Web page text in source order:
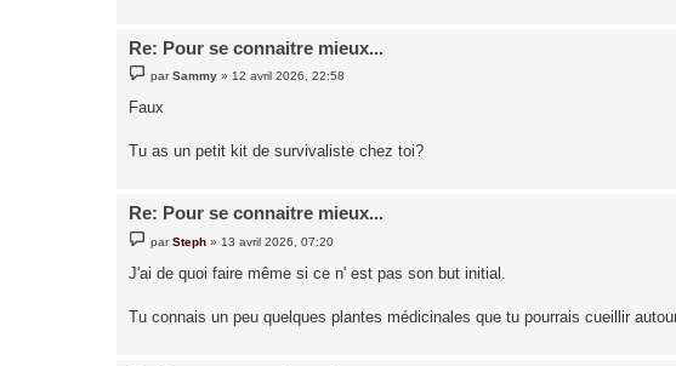
Re: Pour se connaitre mieux...
e
s
e
parSammy » 12 avril 2026, 22:58
Faux
Tu as un petit kit de survivaliste chez toi?
Re: Pour se connaitre mieux...
e
s
s
e
parSteph » 13 avril 2026, 07:20
J'ai de quoi faire même si ce n' est pas son but initial.
Tu connais un peu quelques plantes médicinales que tu pourrais cueillir